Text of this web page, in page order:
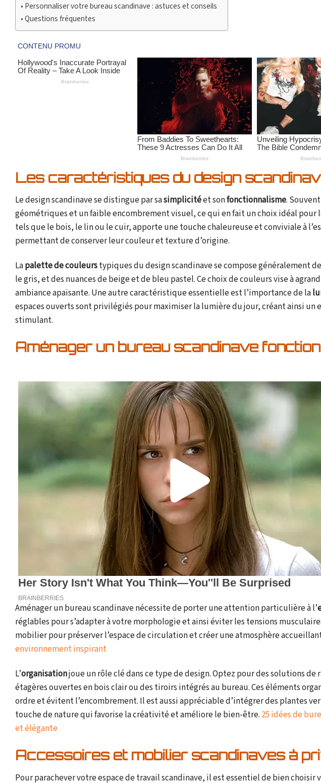
Personnaliser votre bureau scandinave : astuces et conseils
Questions fréquentes
Les caractéristiques du design
Le design scandinave se distingue par sasimplicitéet sonfonctionnalisme.
géométriques et un faible encombrement visuel, ce qui en fait un choix idéal pour
tels que le bois, le lin ou le cuir, apporte une touche chaleureuse et conviviale à
permettant de conserver leur couleur et texture d’origine.
Lapalette de couleurstypiques du design scandinave se compose généralement
le gris, et des nuances de beige et de bleu pastel. Ce choix de couleurs vise à
ambiance apaisante. Une autre caractéristique essentielle est l’importance de la
espaces ouverts sont privilégiés pour maximiser la lumière du jour, créant ainsi
stimulant.
Aménager un bureau scandinave
Aménager un bureau scandinave nécessite de porter une attention particulière à l’
réglables pour s’adapter à votre morphologie et ainsi éviter les tensions
mobilier pour préserver l’espace de circulation et créer une atmosphère
environnement inspirant
L’organisationjoue un rôle clé dans ce type de design. Optez pour des solutions
étagères ouvertes en bois clair ou des tiroirs intégrés au bureau. Ces éléments
ordre et évitent l’encombrement. Il est aussi appréciable d’intégrer des plantes
touche de nature qui favorise la créativité et améliore le bien-être. 25 idées de
et élégante
Accessoires et mobilier scandinaves à
Pour parachever votre espace de travail scandinave, il est essentiel de bien choisir